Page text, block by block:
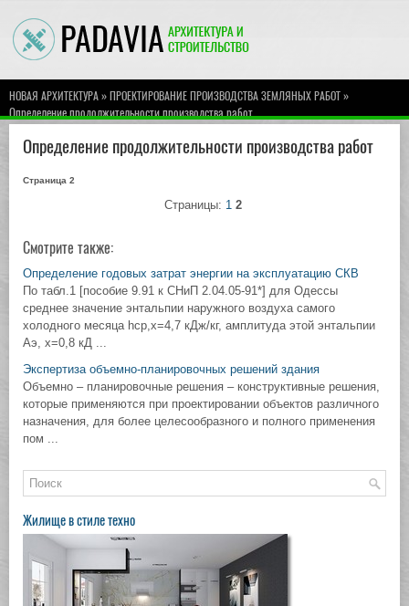
НОВАЯ АРХИТЕКТУРА»ПРОЕКТИРОВАНИЕ ПРОИЗВОДСТВА ЗЕМЛЯНЫХ РАБОТ»
Определение продолжительности производства работ
Определение продолжительности производства работ
Страница 2
Страницы: 1 2
Смотрите также:
Определение годовых затрат энергии на эксплуатацию СКВ
По табл.1 [пособие 9.91 к СНиП 2.04.05-91*] для Одессы
среднее значение энтальпии наружного воздуха самого
холодного месяца hcp,x=4,7 кДж/кг, амплитуда этой энтальпии
Аэ, х=0,8 кД ...
Экспертиза объемно-планировочных решений здания
Объемно – планировочные решения – конструктивные решения,
которые применяются при проектировании объектов различного
назначения, для более целесообразного и полного применения
пом ...
Жилище в стиле техно